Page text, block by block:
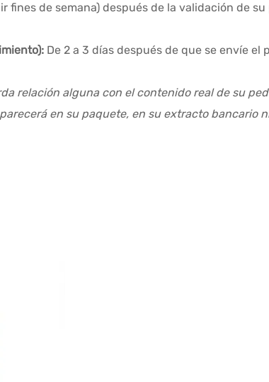
fines de semana) después de la validación de su
De 2 a 3 días después de que se envíe el
relación alguna con el contenido real de su
en su paquete, en su extracto bancario